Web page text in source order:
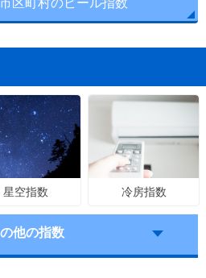
区町村のビール指数
星空指数 冷房指数
他の指数